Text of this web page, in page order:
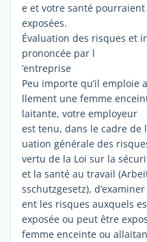
e et votre santé
exposées.
Évaluation des risques et
prononcée par l
’entreprise
Peu importe qu’il emploie
llement une femme
laitante, votre employeur
est tenu, dans le cadre de
uation générale des
vertu de la Loi sur la
et la santé au travail
sschutzgesetz),
ent les risques auxquels
exposée ou peut être
femme enceinte ou